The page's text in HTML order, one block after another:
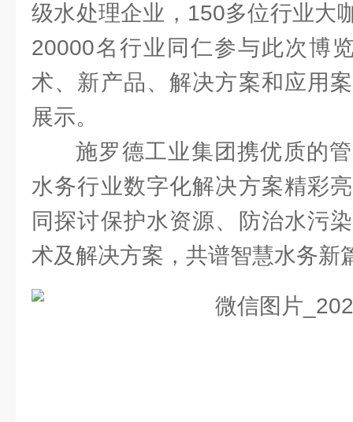
级水处理企业，150多位行业大
20000名行业同仁参与此次博
术、新产品、解决方案和应用
展示。
施罗德工业集团携优质的
水务行业数字化解决方案精彩
同探讨保护水资源、防治水污
术及解决方案，共谱智慧水务新